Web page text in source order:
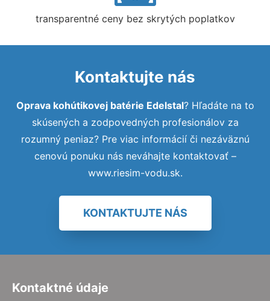
transparentné ceny bez skrytých poplatkov
Kontaktujte nás
Oprava kohútikovej batérie Edelstal? Hľadáte na to
skúsených a zodpovedných profesionálov za
rozumný peniaz? Pre viac informácií či nezáväznú
cenovú ponuku nás neváhajte kontaktovať –
www.riesim-vodu.sk.
KONTAKTUJTE NÁS
Kontaktné údaje